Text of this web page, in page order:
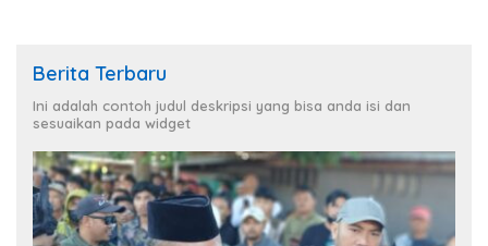
Berita Terbaru
Ini adalah contoh judul deskripsi yang bisa anda isi dan
sesuaikan pada widget